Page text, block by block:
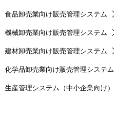
食品卸売業向け販売管理システム
機械卸売業向け販売管理システム
建材卸売業向け販売管理システム
化学品卸売業向け販売管理システム
生産管理システム（中小企業向け）